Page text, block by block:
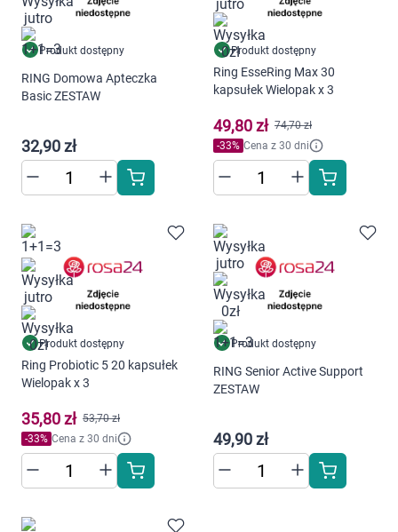
Produkt dostępny
RING Domowa Apteczka
Basic ZESTAW
32,90 zł
Produkt dostępny
Ring EsseRing Max 30
kapsułek Wielopak x 3
49,80 zł 74,70 zł
-33% Cena z 30 dni
Produkt dostępny
Ring Probiotic 5 20 kapsułek
Wielopak x 3
35,80 zł 53,70 zł
-33% Cena z 30 dni
Produkt dostępny
RING Senior Active Support
ZESTAW
49,90 zł